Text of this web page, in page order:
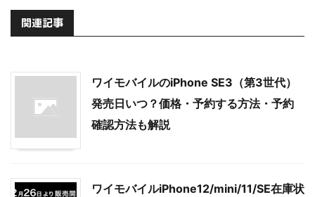
関連記事
ワイモバイルのiPhone SE3（第3世代）
発売日いつ？価格・予約する方法・予約
確認方法も解説
ワイモバイルiPhone12/mini/11/SE在庫状